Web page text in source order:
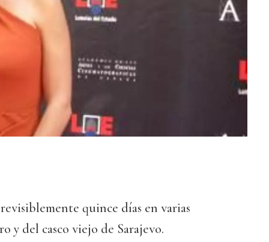
quince días en varias
y del casco viejo de Sarajevo.